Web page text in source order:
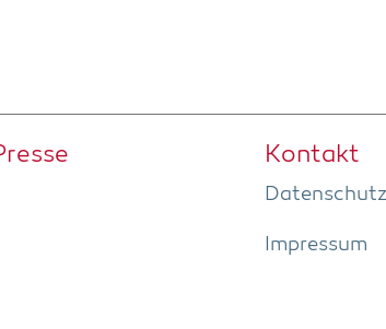
Kon­takt
Daten­schutz
Impres­sum